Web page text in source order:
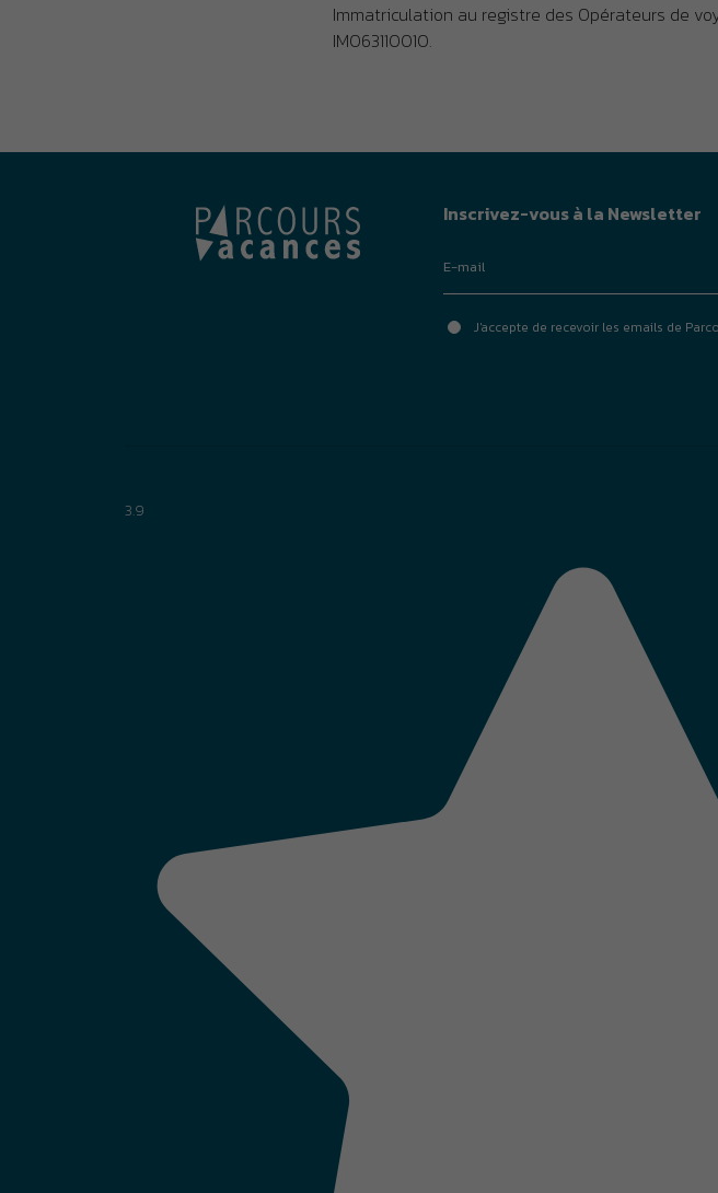
Immatriculation au registre des Opérateurs de
IM063110010.
Inscrivez-vous à la Newsletter
J'accepte de recevoir les emails de
3.9